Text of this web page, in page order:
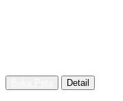
Detail